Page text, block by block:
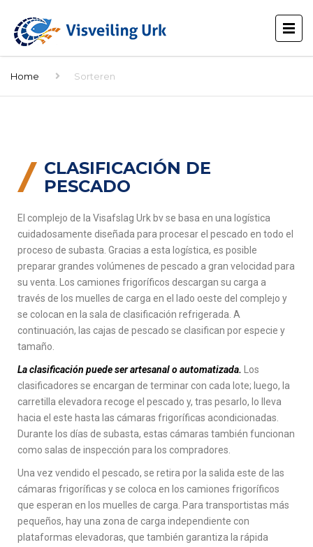
Home Sorteren
CLASIFICACIÓN DE
PESCADO
El complejo de la Visafslag Urk bv se basa en una logística
cuidadosamente diseñada para procesar el pescado en todo el
proceso de subasta. Gracias a esta logística, es posible
preparar grandes volúmenes de pescado a gran velocidad para
su venta. Los camiones frigoríficos descargan su carga a
través de los muelles de carga en el lado oeste del complejo y
se colocan en la sala de clasificación refrigerada. A
continuación, las cajas de pescado se clasifican por especie y
tamaño.
La clasificación puede ser artesanal o automatizada. Los
clasificadores se encargan de terminar con cada lote; luego, la
carretilla elevadora recoge el pescado y, tras pesarlo, lo lleva
hacia el este hasta las cámaras frigoríficas acondicionadas.
Durante los días de subasta, estas cámaras también funcionan
como salas de inspección para los compradores.
Una vez vendido el pescado, se retira por la salida este de las
cámaras frigoríficas y se coloca en los camiones frigoríficos
que esperan en los muelles de carga. Para transportistas más
pequeños, hay una zona de carga independiente con
plataformas elevadoras, que también garantiza la rápida